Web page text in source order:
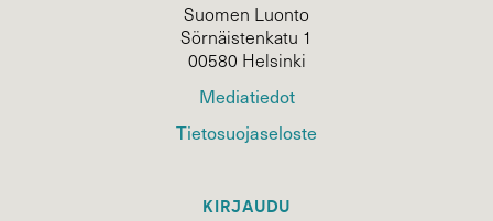
Suomen Luonto
Sörnäistenkatu 1
00580 Helsinki
Mediatiedot
Tietosuojaseloste
KIRJAUDU